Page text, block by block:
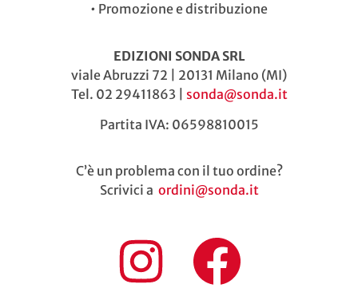
• Promozione e distribuzione
EDIZIONI SONDA SRL
viale Abruzzi 72 | 20131 Milano (MI)
Tel. 02 29411863 | sonda@sonda.it
Partita IVA: 06598810015
C’è un problema con il tuo ordine?
Scrivici a ordini@sonda.it